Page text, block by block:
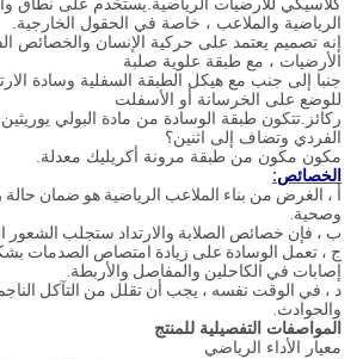
كلاسيكي للأرضيات الرياضية.يستخدم على نطاق
الرياضية والملاعب ، خاصة في الحقول الخارجية.
إنه تصميم يعتمد على حركية الإنسان والخصائص
الأرضيات ، مع طبقة علوية صلبة
جنبا إلى جنب مع هيكل الطبقة السفلية وسادة
للوضع على الخرسانة أو الأسفلت
ركائز.تتكون طبقة الوسادة من مادة البولي
الفردي وتضاف إلى اثنين؟
مكون مكون من طبقة مرونة أكريليك معدلة.
الخصائص:
أ ، الغرض من بناء الملاعب الرياضية هو ضمان حالة
وصحية.
ب ، فإن خصائص الصلابة والارتداد ستجلب الشعور
ج ، تعمل الوسادة على زيادة امتصاص الصدمات
إصابات في الكاحلين والمفاصل والأربطة.
د ، في الوقت نفسه ، يجب أن تقلل من التآكل
والحوادث.
المواصفات التفصيلية للمنتج
معيار الأداء الرياضي